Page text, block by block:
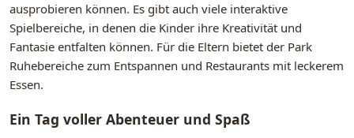
ausprobieren können. Es gibt auch viele interaktive
Spielbereiche, in denen die Kinder ihre Kreativität und
Fantasie entfalten können. Für die Eltern bietet der Park
Ruhebereiche zum Entspannen und Restaurants mit leckerem
Essen.
Ein Tag voller Abenteuer und Spaß